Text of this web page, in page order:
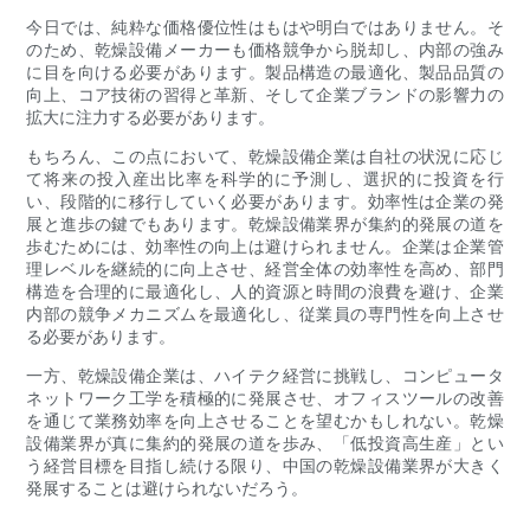
今日では、純粋な価格優位性はもはや明白ではありません。そ
のため、乾燥設備メーカーも価格競争から脱却し、内部の強み
に目を向ける必要があります。製品構造の最適化、製品品質の
向上、コア技術の習得と革新、そして企業ブランドの影響力の
拡大に注力する必要があります。
もちろん、この点において、乾燥設備企業は自社の状況に応じ
て将来の投入産出比率を科学的に予測し、選択的に投資を行
い、段階的に移行していく必要があります。効率性は企業の発
展と進歩の鍵でもあります。乾燥設備業界が集約的発展の道を
歩むためには、効率性の向上は避けられません。企業は企業管
理レベルを継続的に向上させ、経営全体の効率性を高め、部門
構造を合理的に最適化し、人的資源と時間の浪費を避け、企業
内部の競争メカニズムを最適化し、従業員の専門性を向上させ
る必要があります。
一方、乾燥設備企業は、ハイテク経営に挑戦し、コンピュータ
ネットワーク工学を積極的に発展させ、オフィスツールの改善
を通じて業務効率を向上させることを望むかもしれない。乾燥
設備業界が真に集約的発展の道を歩み、「低投資高生産」とい
う経営目標を目指し続ける限り、中国の乾燥設備業界が大きく
発展することは避けられないだろう。